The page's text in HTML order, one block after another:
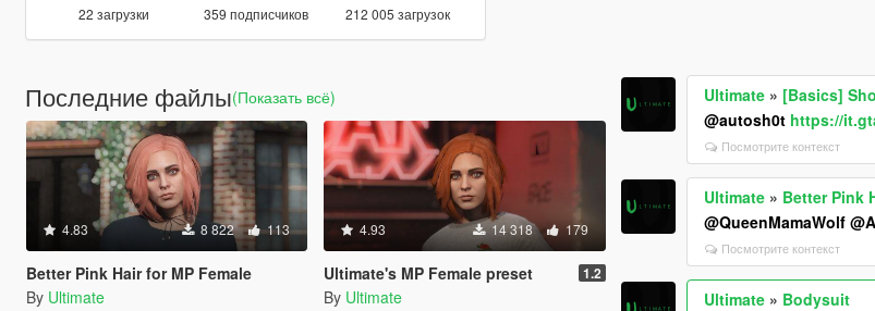
22 загрузки 359 подписчиков 212 005 загрузок
Последние файлы(Показать всё)
4.83 8 822 113
Better Pink Hair for MP Female
By Ultimate
4.93 14 318 179
Ultimate's MP Female preset 1.2
By Ultimate
Ultimate » [Basics]
@autosh0t https://
Посмотрите контекст
Ultimate » Better Pink
@QueenMamaWolf
Посмотрите контекст
Ultimate » Bodysuit